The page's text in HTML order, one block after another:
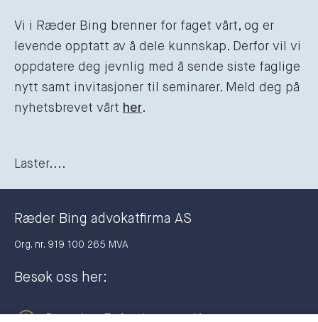
Vi i Ræder Bing brenner for faget vårt, og er
levende opptatt av å dele kunnskap. Derfor vil vi
oppdatere deg jevnlig med å sende siste faglige
nytt samt invitasjoner til seminarer. Meld deg på
nyhetsbrevet vårt her.
Laster....
Ræder Bing advokatfirma AS
Org. nr. 919 100 265 MVA
Besøk oss her: